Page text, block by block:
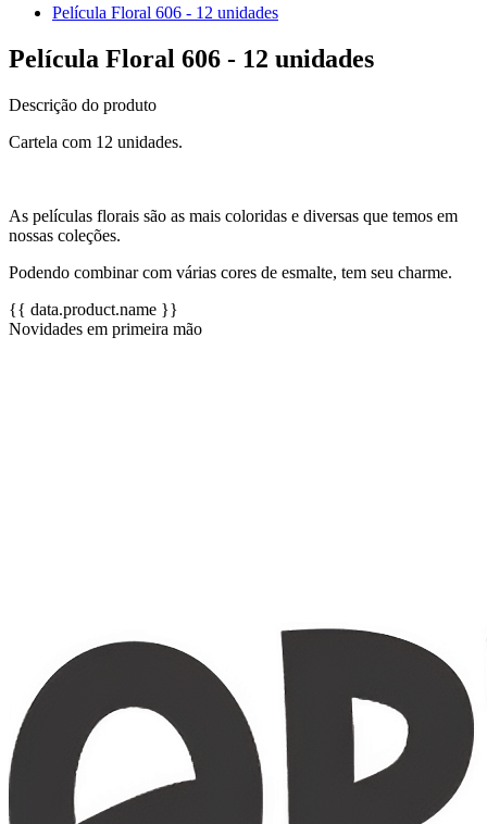
Película Floral 606 - 12 unidades
Película Floral 606 - 12 unidades
Descrição do produto
Cartela com 12 unidades.
As películas florais são as mais coloridas e diversas que temos em
nossas coleções.
Podendo combinar com várias cores de esmalte, tem seu charme.
{{ data.product.name }}
Novidades em primeira mão